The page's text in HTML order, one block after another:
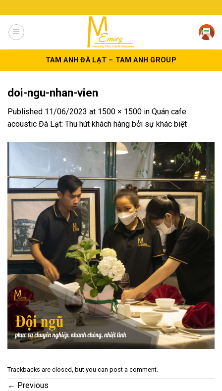
to
content
TAM ANH ĐÀ LẠT – TAM ANH GROUP
doi-ngu-nhan-vien
Published 11/06/2023 at 1500 × 1500 in Quán cafe
acoustic Đà Lạt: Thu hút khách hàng bởi sự khác biệt
Trackbacks are closed, but you can post a comment
← Previous